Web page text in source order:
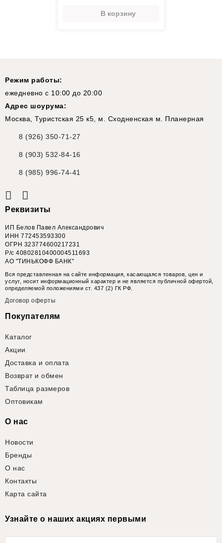
В корзину
Реквизиты
ИП Белов Павел Александрович
ИНН 772453593300
ОГРН 323774600217231
Р/с 40802810400004511693
АО "ТИНЬКОФФ БАНК"
Вся представленная на сайте информация, касающаяся товаров, цен и
услуг, носит информационный характер и не является публичной офертой,
определяемой положениями ст. 437 (2) ГК РФ.
Договор оферты
Режим работы:
ежедневно с 10:00 до 20:00
Адрес шоурума:
Москва, Туристская 25 к5, м. Сходненская м. Планерная
8 (926) 350-71-27
8 (903) 532-84-16
8 (985) 996-74-41
Покупателям
Каталог
Акции
Доставка и оплата
Возврат и обмен
Таблица размеров
Оптовикам
О нас
Новости
Бренды
О нас
Контакты
Карта сайта
Узнайте о наших акциях первыми